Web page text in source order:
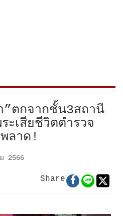
”ตกจากชั้น3สถานี
ะเสียชีวิตตำรวจ
พลาด!
2566
Share